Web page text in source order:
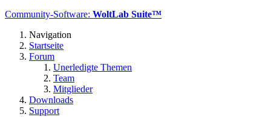
Community-Software: WoltLab Suite™
Navigation
Startseite
Forum
Unerledigte Themen
Team
Mitglieder
Downloads
Support